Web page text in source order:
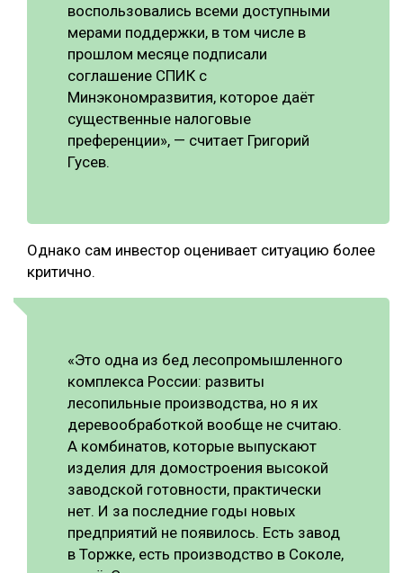
воспользовались всеми доступными
мерами поддержки, в том числе в
прошлом месяце подписали
соглашение СПИК с
Минэкономразвития, которое даёт
существенные налоговые
преференции», — считает Григорий
Гусев.
Однако сам инвестор оценивает ситуацию более
критично.
«Это одна из бед лесопромышленного
комплекса России: развиты
лесопильные производства, но я их
деревообработкой вообще не считаю.
А комбинатов, которые выпускают
изделия для домостроения высокой
заводской готовности, практически
нет. И за последние годы новых
предприятий не появилось. Есть завод
в Торжке, есть производство в Соколе,